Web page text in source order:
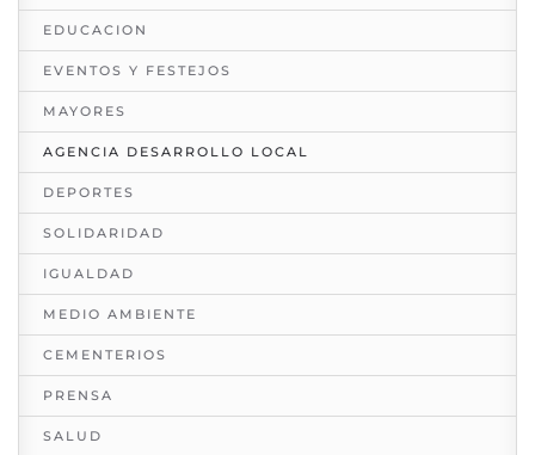
EDUCACION
EVENTOS Y FESTEJOS
MAYORES
AGENCIA DESARROLLO LOCAL
DEPORTES
SOLIDARIDAD
IGUALDAD
MEDIO AMBIENTE
CEMENTERIOS
PRENSA
SALUD